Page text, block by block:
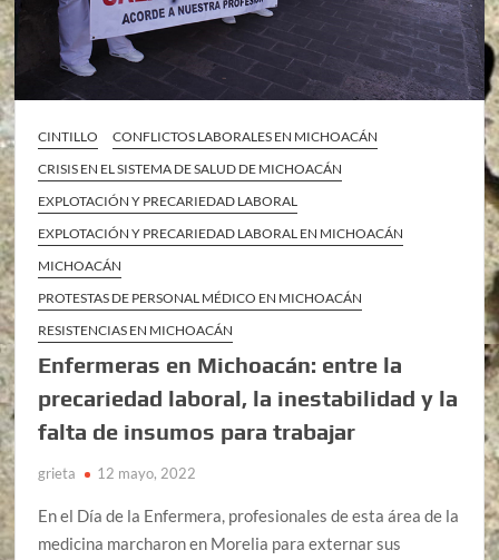
CINTILLO
CONFLICTOS LABORALES EN MICHOACÁN
CRISIS EN EL SISTEMA DE SALUD DE MICHOACÁN
EXPLOTACIÓN Y PRECARIEDAD LABORAL
EXPLOTACIÓN Y PRECARIEDAD LABORAL EN MICHOACÁN
MICHOACÁN
PROTESTAS DE PERSONAL MÉDICO EN MICHOACÁN
RESISTENCIAS EN MICHOACÁN
Enfermeras en Michoacán: entre la
precariedad laboral, la inestabilidad y la
falta de insumos para trabajar
grieta 12 mayo, 2022
En el Día de la Enfermera, profesionales de esta área de la
medicina marcharon en Morelia para externar sus